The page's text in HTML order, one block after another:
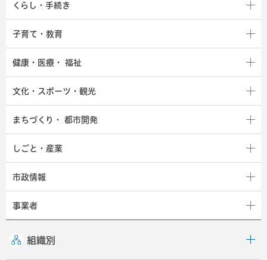
くらし・手続き
子育て・教育
健康・医療・ 福祉
文化・スポーツ・観光
まちづくり・ 都市開発
しごと・産業
市政情報
事業者
組織別